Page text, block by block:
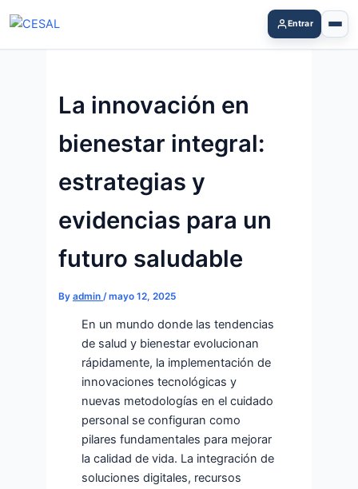
to
content
Entrar
La innovación en
bienestar integral:
estrategias y
evidencias para un
futuro saludable
By admin /mayo 12, 2025
En un mundo donde las tendencias
de salud y bienestar evolucionan
rápidamente, la implementación de
innovaciones tecnológicas y
nuevas metodologías en el cuidado
personal se configuran como
pilares fundamentales para mejorar
la calidad de vida. La integración de
soluciones digitales, recursos